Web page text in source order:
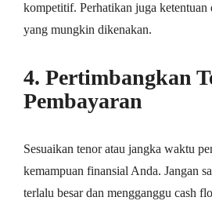
kompetitif. Perhatikan juga ketentuan
yang mungkin dikenakan.
4. Pertimbangkan
Pembayaran
Sesuaikan tenor atau jangka waktu
kemampuan finansial Anda. Jangan
terlalu besar dan mengganggu cash